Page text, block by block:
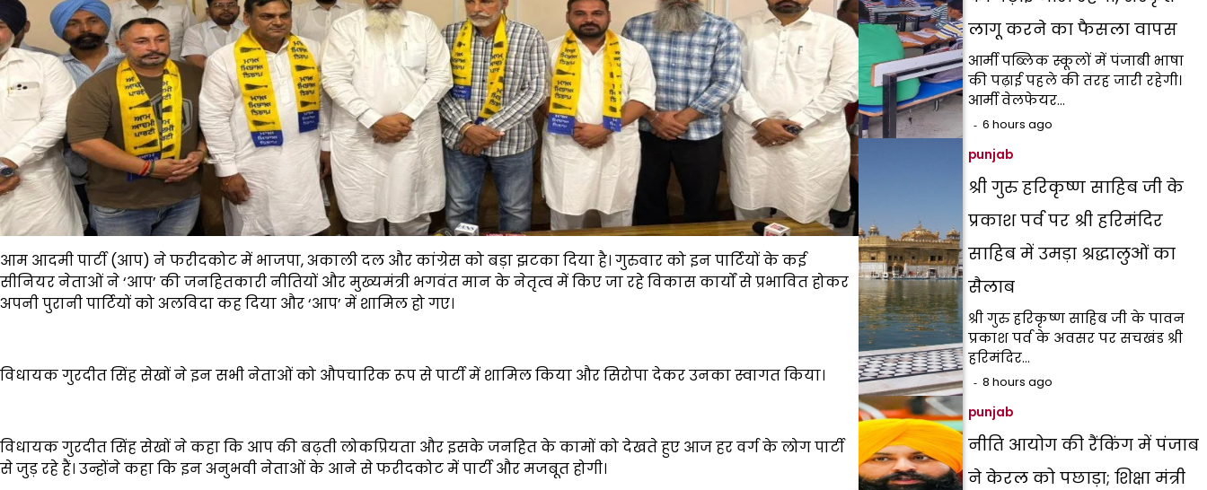
आम आदमी पार्टी (आप) ने फरीदकोट में भाजपा, अकाली दल और कांग्रेस को बड़ा झटका दिया है। गुरुवार को इन पार्टियों के कई
सीनियर नेताओं ने ‘आप’ की जनहितकारी नीतियों और मुख्यमंत्री भगवंत मान के नेतृत्व में किए जा रहे विकास कार्यों से प्रभावित होकर
अपनी पुरानी पार्टियों को अलविदा कह दिया और ‘आप’ में शामिल हो गए।
विधायक गुरदीत सिंह सेखों ने इन सभी नेताओं को औपचारिक रूप से पार्टी में शामिल किया और सिरोपा देकर उनका स्वागत किया।
विधायक गुरदीत सिंह सेखों ने कहा कि आप की बढ़ती लोकप्रियता और इसके जनहित के कामों को देखते हुए आज हर वर्ग के लोग पार्टी
से जुड़ रहे हैं। उन्होंने कहा कि इन अनुभवी नेताओं के आने से फरीदकोट में पार्टी और मजबूत होगी।
लागू करने का फैसला वापस
आर्मी पब्लिक स्कूलों में पंजाबी भाषा
की पढ़ाई पहले की तरह जारी रहेगी।
आर्मी वेलफेयर…
6 hours ago
punjab
श्री गुरु हरिकृष्ण साहिब जी के
प्रकाश पर्व पर श्री हरिमंदिर
साहिब में उमड़ा श्रद्धालुओं का
सैलाब
श्री गुरु हरिकृष्ण साहिब जी के पावन
प्रकाश पर्व के अवसर पर सचखंड श्री
हरिमंदिर…
8 hours ago
punjab
नीति आयोग की रैंकिंग में पंजाब
ने केरल को पछाड़ा; शिक्षा मंत्री